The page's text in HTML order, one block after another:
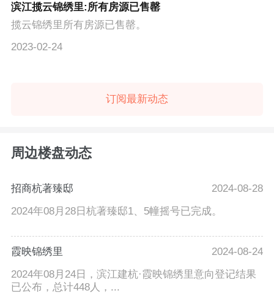
滨江揽云锦绣里:所有房源已售罄
揽云锦绣里所有房源已售罄。
2023-02-24
订阅最新动态
周边楼盘动态
招商杭著臻邸
2024-08-28
2024年08月28日杭著臻邸1、5幢摇号已完成。
霞映锦绣里
2024-08-24
2024年08月24日，滨江建杭·霞映锦绣里意向登记结果
已公布，总计448人，...